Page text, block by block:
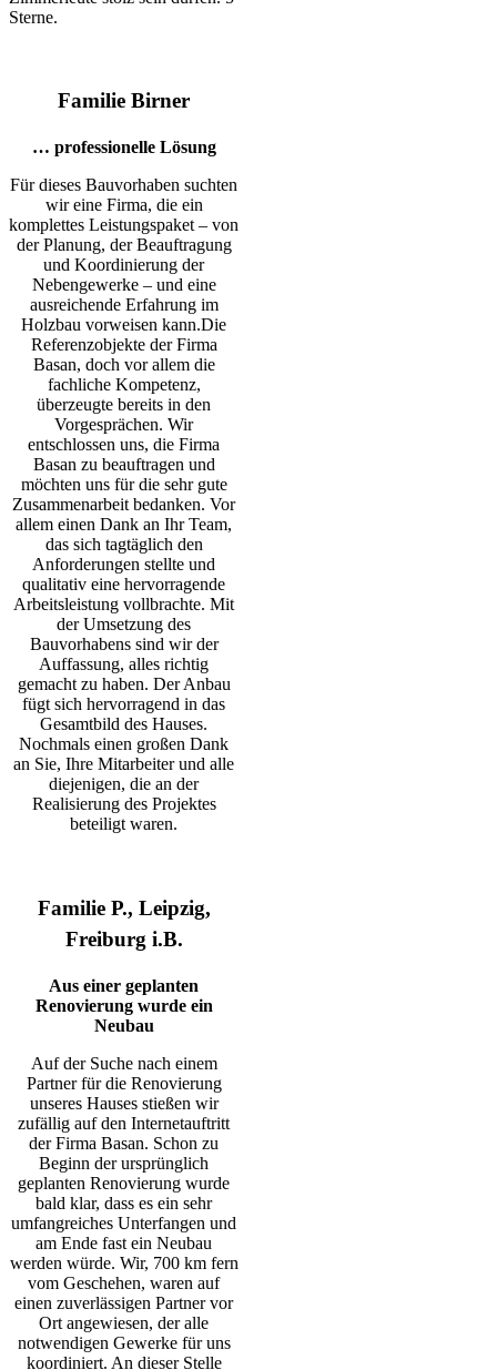
Sterne.
Familie Birner
… professionelle Lösung
Für dieses Bauvorhaben suchten
wir eine Firma, die ein
komplettes Leistungspaket – von
der Planung, der Beauftragung
und Koordinierung der
Nebengewerke – und eine
ausreichende Erfahrung im
Holzbau vorweisen kann.Die
Referenzobjekte der Firma
Basan, doch vor allem die
fachliche Kompetenz,
überzeugte bereits in den
Vorgesprächen. Wir
entschlossen uns, die Firma
Basan zu beauftragen und
möchten uns für die sehr gute
Zusammenarbeit bedanken. Vor
allem einen Dank an Ihr Team,
das sich tagtäglich den
Anforderungen stellte und
qualitativ eine hervorragende
Arbeitsleistung vollbrachte. Mit
der Umsetzung des
Bauvorhabens sind wir der
Auffassung, alles richtig
gemacht zu haben. Der Anbau
fügt sich hervorragend in das
Gesamtbild des Hauses.
Nochmals einen großen Dank
an Sie, Ihre Mitarbeiter und alle
diejenigen, die an der
Realisierung des Projektes
beteiligt waren.
Familie P., Leipzig,
Freiburg i.B.
Aus einer geplanten
Renovierung wurde ein
Neubau
Auf der Suche nach einem
Partner für die Renovierung
unseres Hauses stießen wir
zufällig auf den Internetauftritt
der Firma Basan. Schon zu
Beginn der ursprünglich
geplanten Renovierung wurde
bald klar, dass es ein sehr
umfangreiches Unterfangen und
am Ende fast ein Neubau
werden würde. Wir, 700 km fern
vom Geschehen, waren auf
einen zuverlässigen Partner vor
Ort angewiesen, der alle
notwendigen Gewerke für uns
koordiniert. An dieser Stelle